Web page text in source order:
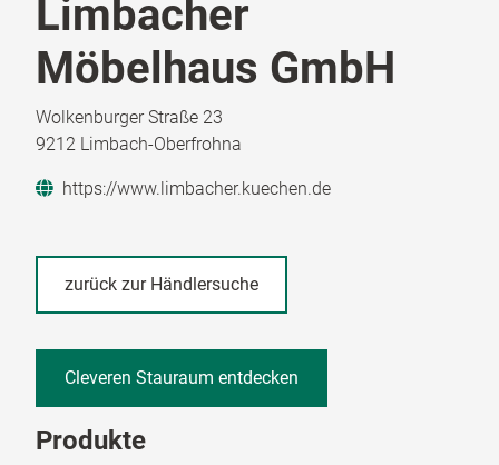
Limbacher
Möbelhaus GmbH
Wolkenburger Straße 23
9212 Limbach-Oberfrohna
https://www.limbacher.kuechen.de
zurück zur Händlersuche
Cleveren Stauraum entdecken
Produkte